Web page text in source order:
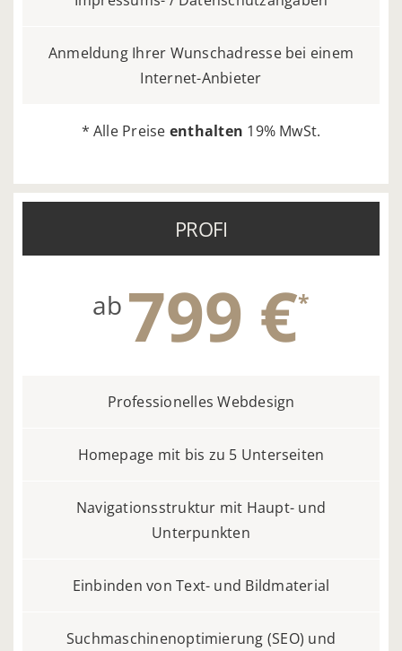
Anmeldung Ihrer Wunschadresse bei einem
Internet-Anbieter
* Alle Preise enthalten 19% MwSt.
PROFI
ab 799 €*
Professionelles Webdesign
Homepage mit bis zu 5 Unterseiten
Navigationsstruktur mit Haupt- und
Unterpunkten
Einbinden von Text- und Bildmaterial
Suchmaschinenoptimierung (SEO) und